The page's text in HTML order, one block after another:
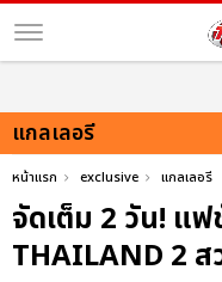
แกลเลอรี
หน้าแรก exclusive แกลเลอรี
จัดเต็ม 2 วัน! แ
THAILAND 2 ส